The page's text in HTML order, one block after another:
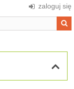
zaloguj się